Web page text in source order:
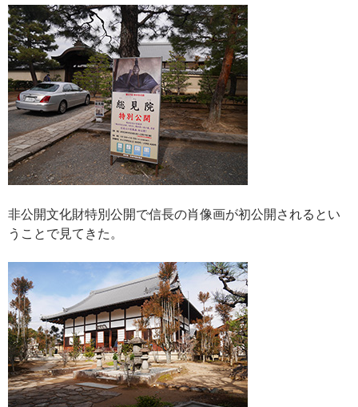
非公開文化財特別公開で信長の肖像画が初公開されるとい
うことで見てきた。